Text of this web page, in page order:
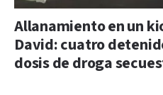
Allanamiento en un
David: cuatro
dosis de droga